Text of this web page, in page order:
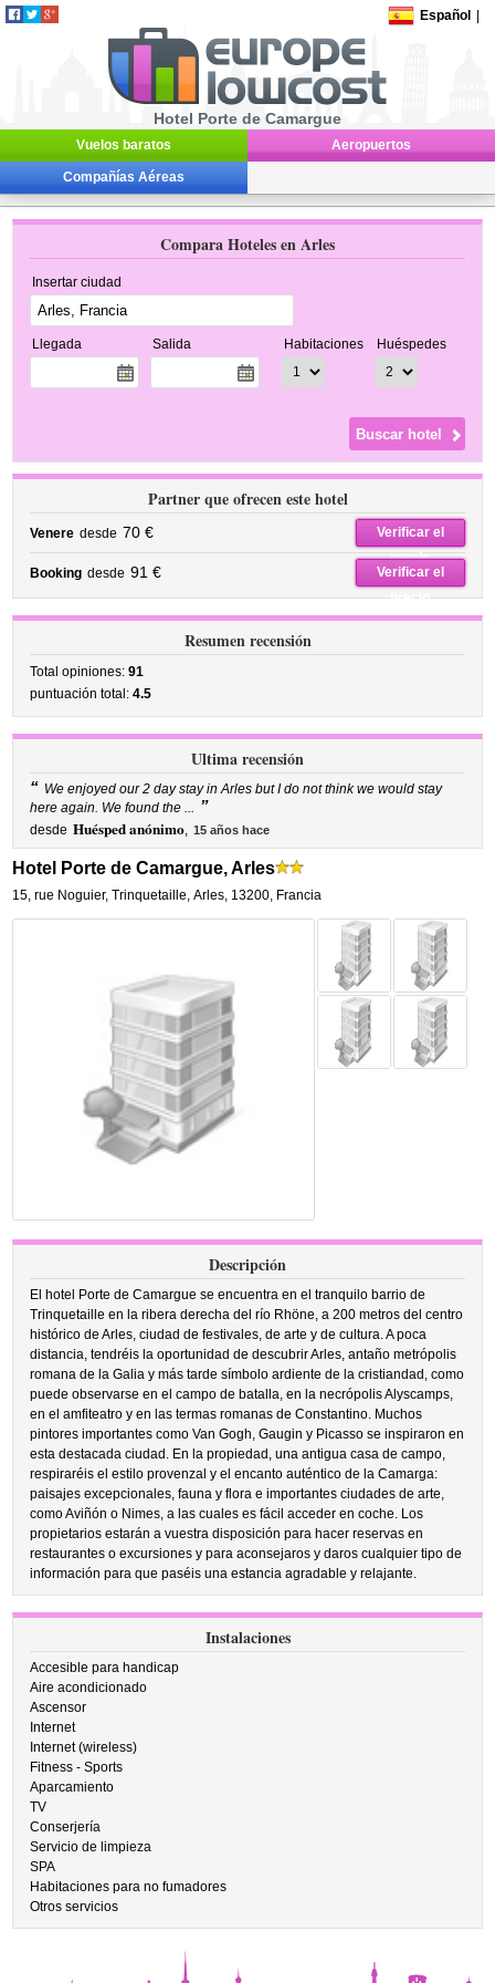
Español
Hotel Porte de Camargue
Vuelos baratos Aeropuertos
Compañías Aéreas
Compara Hoteles en Arles
Insertar ciudad
Llegada Salida Habitaciones Huéspedes
Partner que ofrecen este hotel
Venere desde 70 €
Verificar el
precio
Booking desde 91 €
Verificar el
precio
Resumen recensión
Total opiniones:91
puntuación total:4.5
Ultima recensión
“ We enjoyed our 2 day stay in Arles but I do not think we would stay
here again. We found the ... ”
desde Huésped anónimo, 15 años hace
Hotel Porte de Camargue, Arles
15, rue Noguier,Trinquetaille, Arles, 13200, Francia
Descripción
El hotel Porte de Camargue se encuentra en el tranquilo barrio de
Trinquetaille en la ribera derecha del río Rhöne, a 200 metros del centro
histórico de Arles, ciudad de festivales, de arte y de cultura. A poca
distancia, tendréis la oportunidad de descubrir Arles, antaño metrópolis
romana de la Galia y más tarde símbolo ardiente de la cristiandad, como
puede observarse en el campo de batalla, en la necrópolis Alyscamps,
en el amfiteatro y en las termas romanas de Constantino. Muchos
pintores importantes como Van Gogh, Gaugin y Picasso se inspiraron en
esta destacada ciudad. En la propiedad, una antigua casa de campo,
respiraréis el estilo provenzal y el encanto auténtico de la Camarga:
paisajes excepcionales, fauna y flora e importantes ciudades de arte,
como Aviñón o Nimes, a las cuales es fácil acceder en coche. Los
propietarios estarán a vuestra disposición para hacer reservas en
restaurantes o excursiones y para aconsejaros y daros cualquier tipo de
información para que paséis una estancia agradable y relajante.
Instalaciones
Accesible para handicap
Aire acondicionado
Ascensor
Internet
Internet (wireless)
Fitness - Sports
Aparcamiento
TV
Conserjería
Servicio de limpieza
SPA
Habitaciones para no fumadores
Otros servicios